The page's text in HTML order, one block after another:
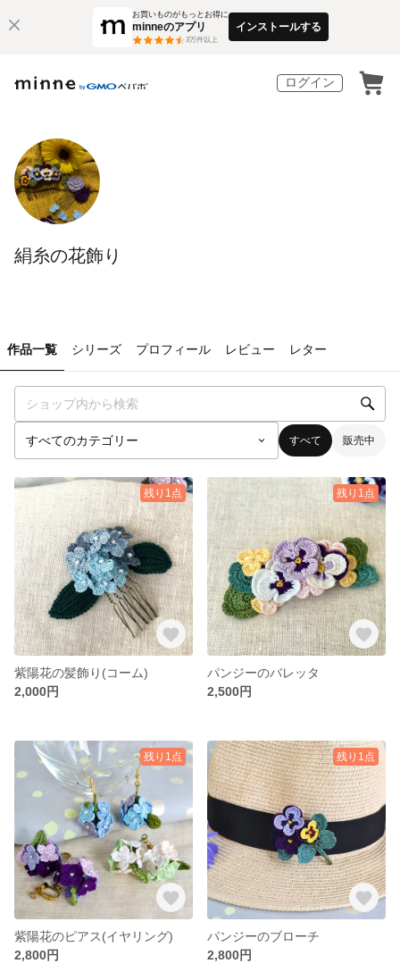
お買いものがもっとお得に
minneのアプリ
3万件以上
インストールする
ログイン
絹糸の花飾り
作品一覧 シリーズ プロフィール レビュー レター
すべて 販売中
残り1点
紫陽花の髪飾り(コーム)
2,000円
残り1点
パンジーのバレッタ
2,500円
残り1点
紫陽花のピアス(イヤリング)
2,800円
残り1点
パンジーのブローチ
2,800円